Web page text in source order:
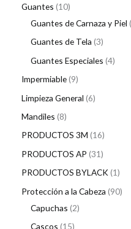
Guantes 10
Guantes de Carnaza y Piel
Guantes de Tela 3
Guantes Especiales 4
Impermiable 9
Limpieza General 6
Mandiles 8
PRODUCTOS 3M 16
PRODUCTOS AP 31
PRODUCTOS BYLACK 1
Protección a la Cabeza 90
Capuchas 2
Cascos 15